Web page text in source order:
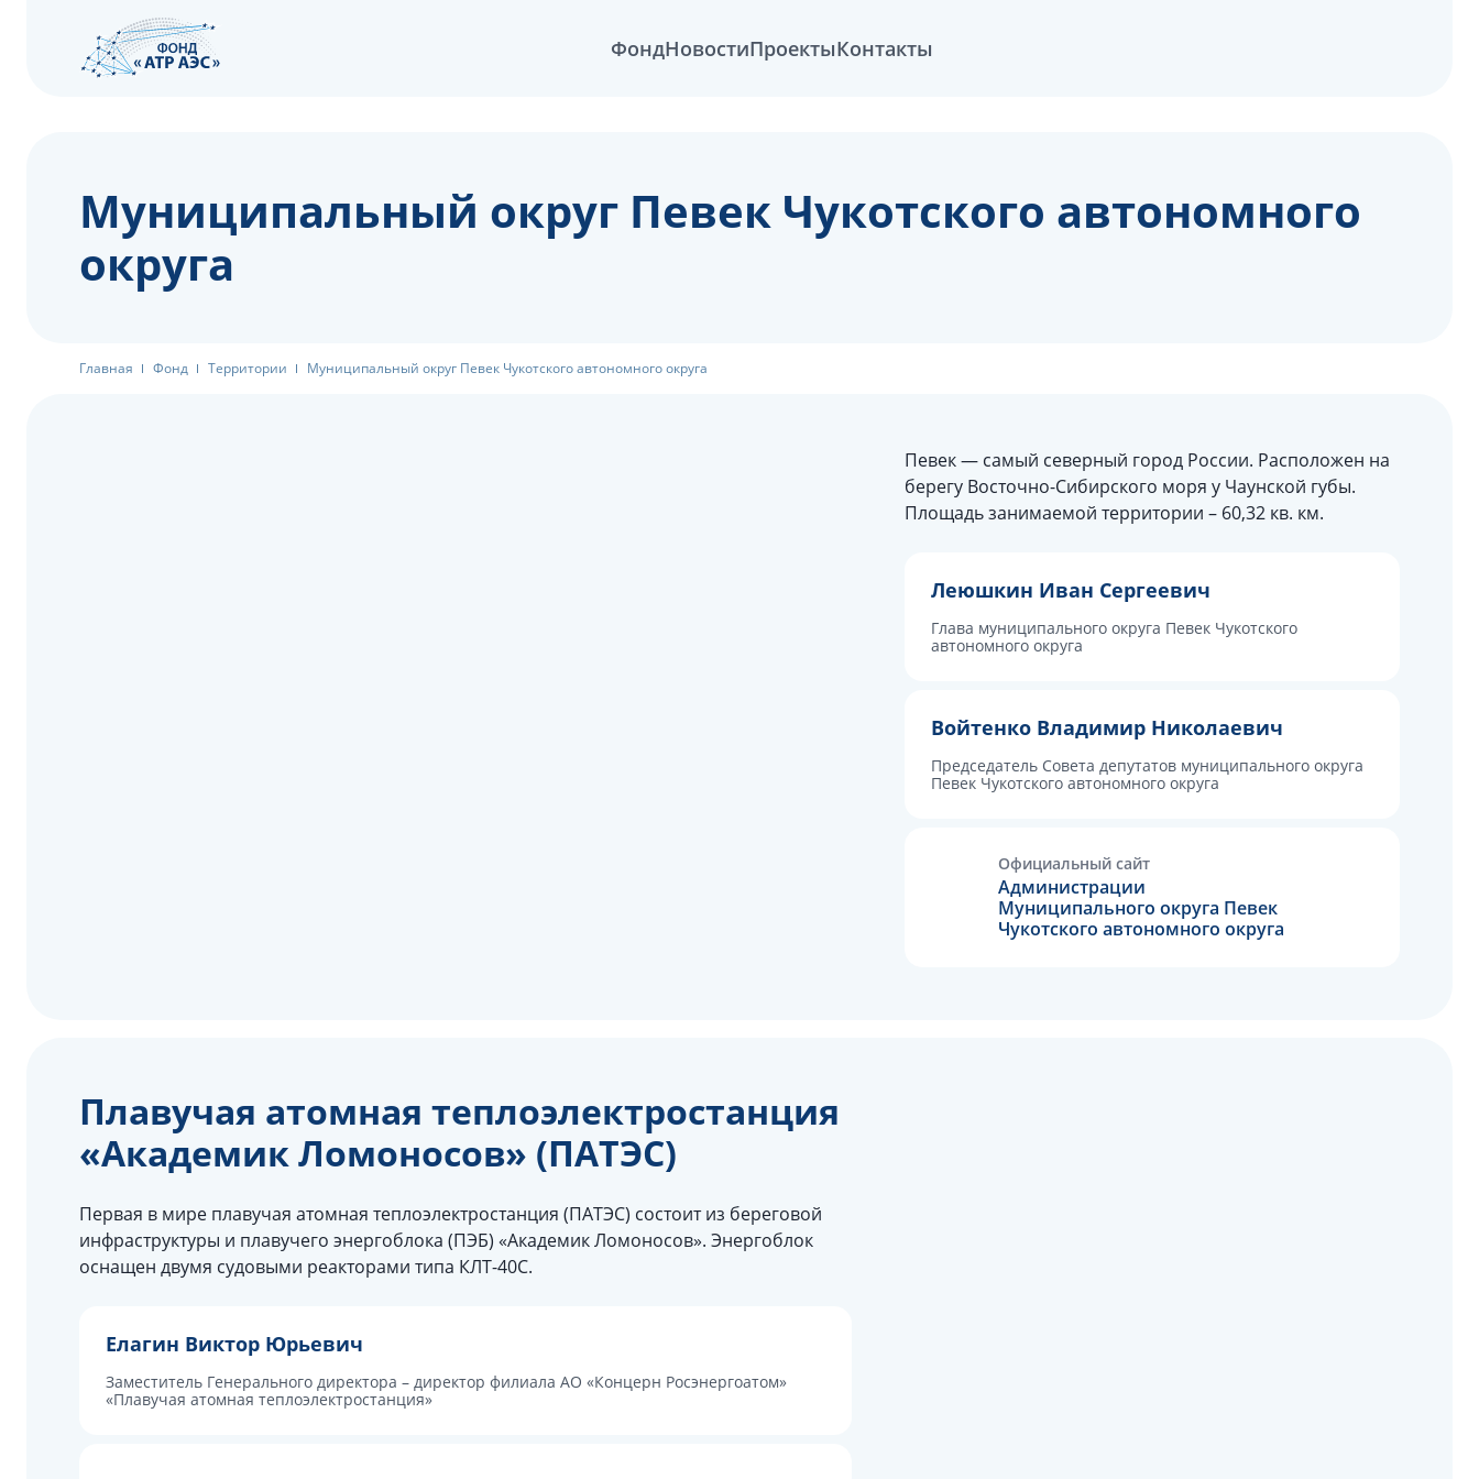
ФондНовостиПроектыКонтакты
Муниципальный округ Певек Чукотского автономного
округа
Главная Фонд Территории Муниципальный округ Певек Чукотского автономного округа
Певек — самый северный город России. Расположен на
берегу Восточно-Сибирского моря у Чаунской губы.
Площадь занимаемой территории – 60,32 кв. км.
Леюшкин Иван Сергеевич
Глава муниципального округа Певек Чукотского
автономного округа
Войтенко Владимир Николаевич
Председатель Совета депутатов муниципального округа
Певек Чукотского автономного округа
Официальный сайт
Aдминистрации
Муниципального округа Певек
Чукотского автономного округа
Плавучая атомная теплоэлектростанция
«Академик Ломоносов» (ПАТЭС)
Первая в мире плавучая атомная теплоэлектростанция (ПАТЭС) состоит из береговой
инфраструктуры и плавучего энергоблока (ПЭБ) «Академик Ломоносов». Энергоблок
оснащен двумя судовыми реакторами типа КЛТ-40С.
Елагин Виктор Юрьевич
Заместитель Генерального директора – директор филиала АО «Концерн Росэнергоатом»
«Плавучая атомная теплоэлектростанция»